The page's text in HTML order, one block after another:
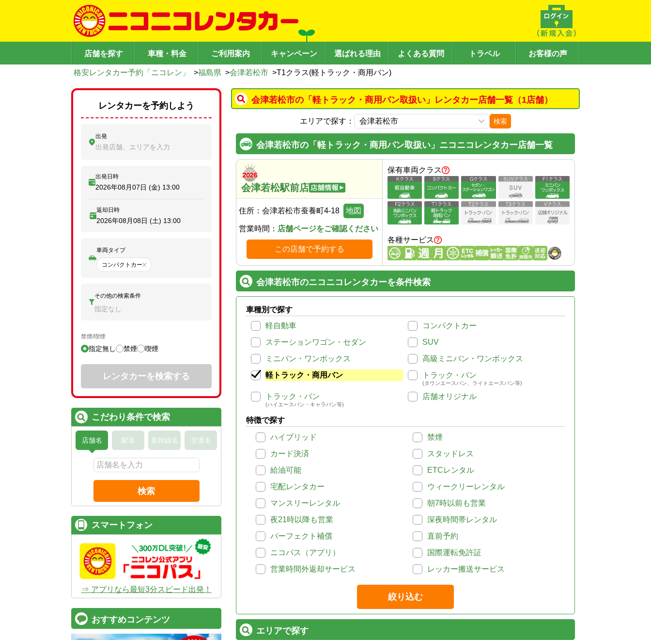
店舗を探す 車種・料金 ご利用案内 キャンペーン 選ばれる理由 よくある質問 トラベル お客様の声
格安レンタカー予約「ニコレン」 >福島県 >会津若松市 >T1クラス(軽トラック・商用バン)
会津若松市の「軽トラック・商用バン取扱い」レンタカー店舗一覧（1店舗）
エリアで探す： 検索
会津若松市の「軽トラック・商用バン取扱い」ニコニコレンタカー店舗一覧
会津若松駅前店
住所： 会津若松市蚕養町4-18 地図
営業時間： 店舗ページをご確認ください
この店舗で予約する
保有車両クラス
各種サービス
会津若松市のニコニコレンタカーを条件検索
車種別で探す
軽自動車
コンパクトカー
ステーションワゴン・セダン
SUV
ミニバン・ワンボックス
高級ミニバン・ワンボックス
軽トラック・商用バン
トラック・バン
(タウンエースバン、ライトエースバン等)
トラック・バン
(ハイエースバン・キャラバン等)
店舗オリジナル
特徴で探す
ハイブリッド
禁煙
カード決済
スタッドレス
給油可能
ETCレンタル
宅配レンタカー
ウィークリーレンタル
マンスリーレンタル
朝7時以前も営業
夜21時以降も営業
深夜時間帯レンタル
パーフェクト補償
直前予約
ニコパス（アプリ）
国際運転免許証
営業時間外返却サービス
レッカー搬送サービス
絞り込む
エリアで探す
レンタカーを予約しよう
出発
出発店舗、エリアを入力
出発日時
2026年08月07日 (金) 13:00
返却日時
2026年08月08日 (土) 13:00
車両タイプ
コンパクトカー
その他の検索条件
指定なし
禁煙/喫煙
指定無し 禁煙 喫煙
レンタカーを検索する
こだわり条件で検索
店舗名 駅名 新幹線名 空港名
検索
スマートフォン
⇒ アプリなら最短3分スピード出発！
おすすめコンテンツ